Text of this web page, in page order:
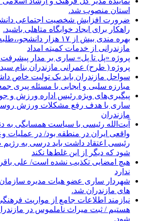
استان منصوب شد.
ضرورت افزایش شخصیت اجتماعی
راهکار برای ایجاد خوابگاه متاهلی باشید.
بهره مندی بیش از ۱۷ هزار
مازندرانی از خدمات کمیته امداد
پروژه «پل تا پل» ساری بر مدار
پروژه ( طرح) عمرانی مازندران بنام
سواحل مازندران باید یک تولیت خاص
مبارزه سلبی و ایجابی با مسئله پیری
پیگیری‌های ویژه رئیس اداره ورزش و
ساری با هدف رفع مشکلات ورزش
مازندران
آیت‌الله رئیسی با سیاست همسایگی به
واقعی ایران در منطقه بود/ در عملیات
رئیسی اعتقاد داشت باید درسی به رژیم
شود که دیگر از این غلط‌ها نکند
هیچ امضایی تکذیب نشده است/ علی
ندارد
شهردار ساری عضو هیات مدیره
های مازندران شد.
نیازمند اطلاعات جامع از مواریث
هستیم / ثبت میراث ناملموس در
شود.